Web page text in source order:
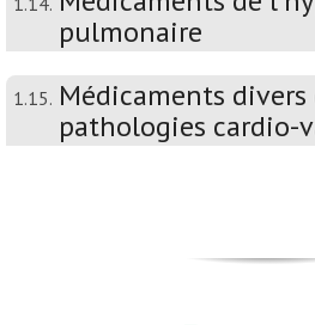
pulmonaire
1.15. Médicaments divers
pathologies cardio-